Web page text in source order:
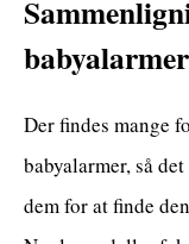
babyalarmer
Der findes mange
babyalarmer, så
dem for at finde